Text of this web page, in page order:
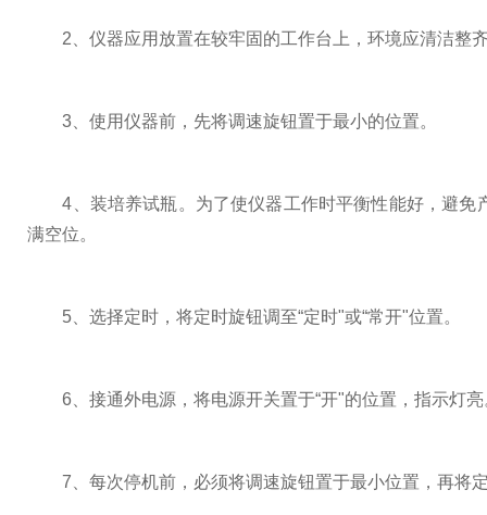
2、仪器应用放置在较牢固的工作台上，环境应清洁整
3、使用仪器前，先将调速旋钮置于最小的位置。
4、装培养试瓶。为了使仪器工作时平衡性能好，避免
满空位。
5、选择定时，将定时旋钮调至“定时"或“常开"位置。
6、接通外电源，将电源开关置于“开"的位置，指示灯亮
7、每次停机前，必须将调速旋钮置于最小位置，再将定